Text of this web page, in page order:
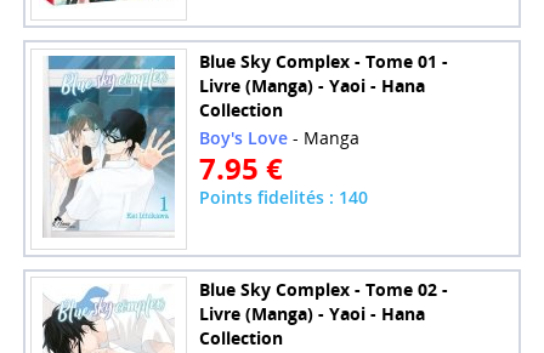
Blue Sky Complex - Tome 01 -
Livre (Manga) - Yaoi - Hana
Collection
Boy's Love - Manga
7.95 €
Points fidelités : 140
Blue Sky Complex - Tome 02 -
Livre (Manga) - Yaoi - Hana
Collection